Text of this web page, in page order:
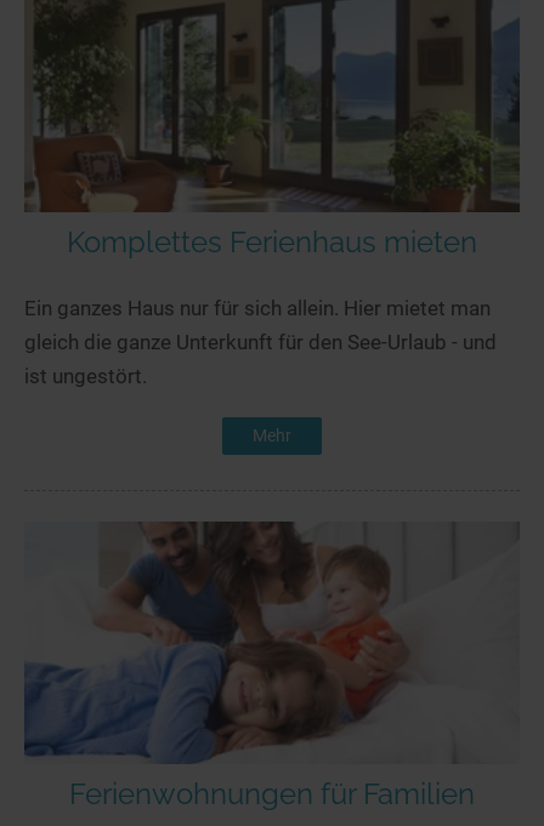
Komplettes Ferienhaus mieten
Ein ganzes Haus nur für sich allein. Hier mietet man
gleich die ganze Unterkunft für den See-Urlaub - und
ist ungestört.
Mehr
Ferienwohnungen für Familien